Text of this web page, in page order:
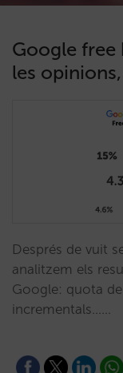
Google free
les
Després de vuit
analitzem els
Google: quota
incrementals...…